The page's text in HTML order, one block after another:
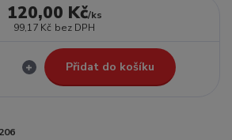
120,00 Kč/ks
99,17 Kč bez DPH
Přidat do košíku